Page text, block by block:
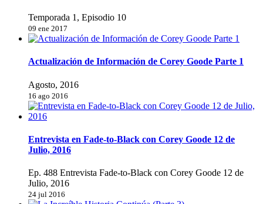
Temporada 1, Episodio 10
09 ene 2017
Actualización de Información de Corey Goode Parte 1
Agosto, 2016
16 ago 2016
Entrevista en Fade-to-Black con Corey Goode 12 de
Julio, 2016
Ep. 488 Entrevista Fade-to-Black con Corey Goode 12 de
Julio, 2016
24 jul 2016